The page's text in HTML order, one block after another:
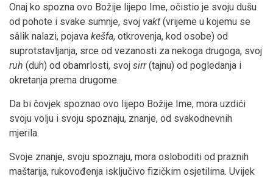
Onaj ko spozna ovo Božije lijepo Ime, očistio je svoju dušu
od pohote i svake sumnje, svoj vakt (vrijeme u kojemu se
sâlik nalazi, pojava kešfa, otkrovenja, kod osobe) od
suprotstavljanja, srce od vezanosti za nekoga drugoga, svoj
ruh (duh) od obamrlosti, svoj sirr(tajnu) od pogledanja i
okretanja prema drugome.
Da bi čovjek spoznao ovo lijepo Božije Ime, mora uzdići
svoju volju i svoju spoznaju, znanje, od svakodnevnih
mjerila.
Svoje znanje, svoju spoznaju, mora osloboditi od praznih
maštarija, rukovođenja isključivo fizičkim osjetilima. Uvijek